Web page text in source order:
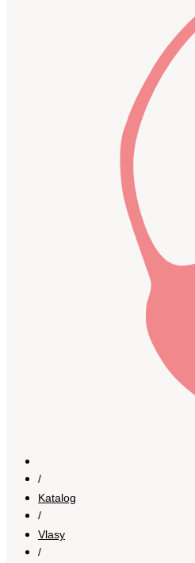
/
Katalog
/
Vlasy
/